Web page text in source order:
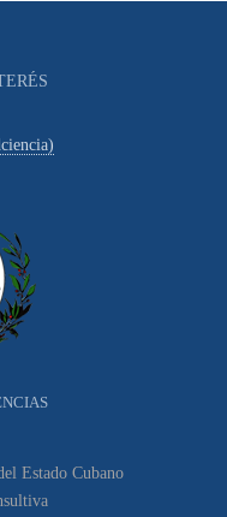
Estado Cubano